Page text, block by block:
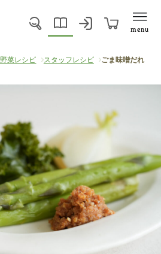
menu
菜レシピ スタッフレシピ ごま味噌だれ